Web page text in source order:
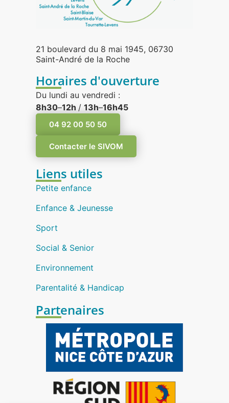
21 boulevard du 8 mai 1945, 06730
Saint-André de la Roche
Horaires d'ouverture
Du lundi au vendredi :
8h30–12h / 13h–16h45
04 92 00 50 50
Contacter le SIVOM
Liens utiles
Petite enfance
Enfance & Jeunesse
Sport
Social & Senior
Environnement
Parentalité & Handicap
Partenaires